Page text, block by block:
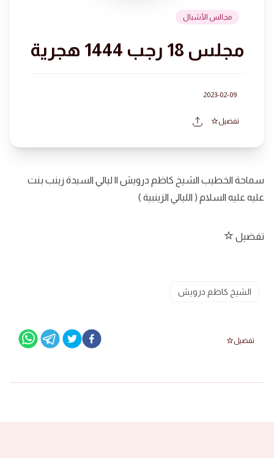
مجالس الأشبال
مجلس 18 رجب 1444 هجرية
2023-02-09
تفضيل
سماحة الخطيب الشيخ كاظم درويش || ليالي السيدة زينب بنت
عليه عليه السلام ( الليالي الزينبية )
تفضيل
الشيخ كاظم درويش
تفضيل